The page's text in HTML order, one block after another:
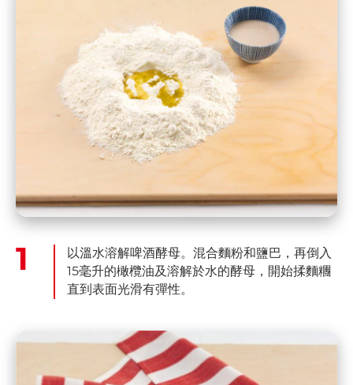
以溫水溶解啤酒酵母。混合麵粉和鹽巴，再倒入
15毫升的橄欖油及溶解於水的酵母，開始揉麵糰
直到表面光滑有彈性。